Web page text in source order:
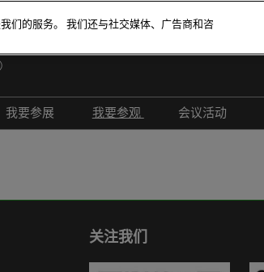
答
我要参展
观众范围
我要参观
TAP特邀贵宾买家
组团参观
会议活动
评选赛事
关注我们
们的服务。 我们还与社交媒体、广告商和咨